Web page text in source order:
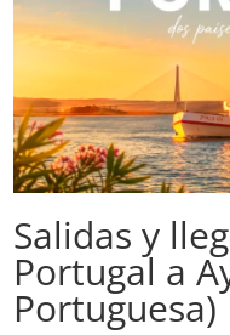
Salidas y
Portugal a
Portuguesa)